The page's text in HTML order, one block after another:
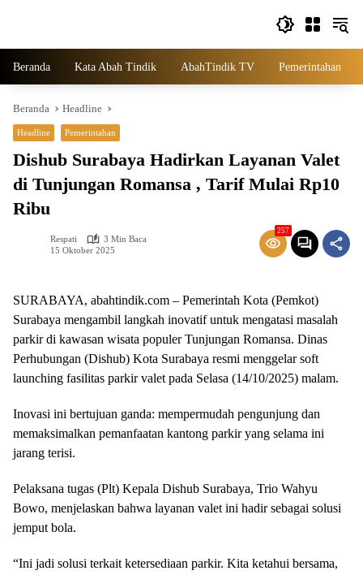
Beranda Kata Abah Tindik AbahTindik TV Pemerintahan
Beranda Headline
Headline Pemerintahan
Dishub Surabaya Hadirkan Layanan Valet
di Tunjungan Romansa , Tarif Mulai Rp10
Ribu
Respati
3 Min Baca
15 Oktober 2025
257
SURABAYA, abahtindik.com – Pemerintah Kota (Pemkot)
Surabaya mengambil langkah inovatif untuk mengatasi masalah
parkir di kawasan wisata populer Tunjungan Romansa. Dinas
Perhubungan (Dishub) Kota Surabaya resmi menggelar soft
launching fasilitas parkir valet pada Selasa (14/10/2025) malam.
Inovasi ini bertujuan ganda: mempermudah pengunjung dan
memaksimalkan pemanfaatan kantong parkir yang selama ini
jarang terisi.
Pelaksana tugas (Plt) Kepala Dishub Surabaya, Trio Wahyu
Bowo, menjelaskan bahwa layanan valet ini hadir sebagai solusi
jemput bola.
“Ini jadi solusi terkait ketersediaan parkir. Kita ketahui bersama,